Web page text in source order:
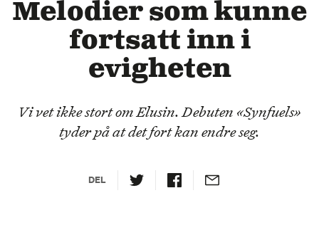
Melodier som kunne
fortsatt inn i
evigheten
Vi vet ikke stort om Elusin. Debuten «Synfuels»
tyder på at det fort kan endre seg.
DEL